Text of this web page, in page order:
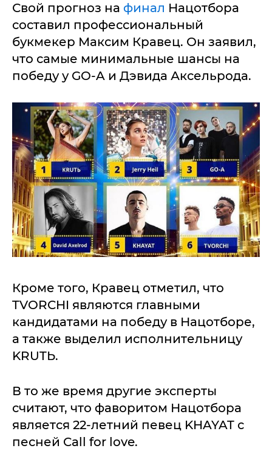
Свой прогноз на финал Нацотбора
составил профессиональный
букмекер Максим Кравец. Он заявил,
что самые минимальные шансы на
победу у GO-A и Дэвида Аксельрода.
Кроме того, Кравец отметил, что
TVORCHI являются главными
кандидатами на победу в Нацотборе,
а также выделил исполнительницу
KRUTЬ.
В то же время другие эксперты
считают, что фаворитом Нацотбора
является 22-летний певец KHAYAT с
песней Call for love.